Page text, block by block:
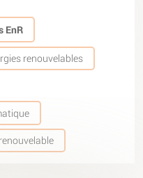
EnR
renouvelables